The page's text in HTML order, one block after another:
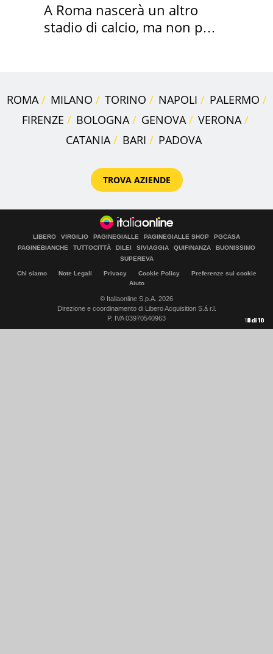
1di10
2di10
3di10
4di10
5di10
6di10
7di10
8di10
9di10
10di10
A Roma nascerà un altro
stadio di calcio, ma non per
ROMA MILANO TORINO NAPOLI
PALERMO
FIRENZE
BOLOGNA GENOVA
VERONA
CATANIA
BARI PADOVA
TROVA AZIENDE
LIBERO VIRGILIO PAGINEGIALLE PAGINEGIALLE SHOP
PGCASA
PAGINEBIANCHE
TUTTOCITTÀ DILEI SIVIAGGIA QUIFINANZA
BUONISSIMO
SUPEREVA
Chi siamo Note Legali Privacy Cookie Policy
Preferenze sui cookie
Aiuto
© Italiaonline S.p.A. 2026
Direzione e coordinamento di Libero Acquisition S.á r.l.
P. IVA 03970540963